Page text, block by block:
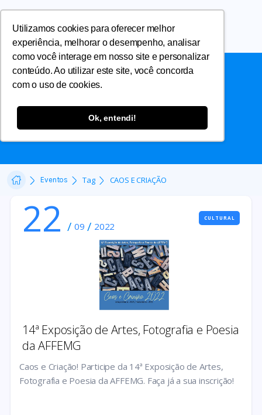
Utilizamos cookies para oferecer melhor
experiência, melhorar o desempenho, analisar
como você interage em nosso site e personalizar
conteúdo. Ao utilizar este site, você concorda
com o uso de cookies.
Ok, entendi!
CAOS E CRIAÇÃO
Eventos Tag CAOS E CRIAÇÃO
22 /09 / 2022
CULTURAL
14ª Exposição de Artes, Fotografia e Poesia
da AFFEMG
Caos e Criação! Participe da 14ª Exposição de Artes,
Fotografia e Poesia da AFFEMG. Faça já a sua inscrição!